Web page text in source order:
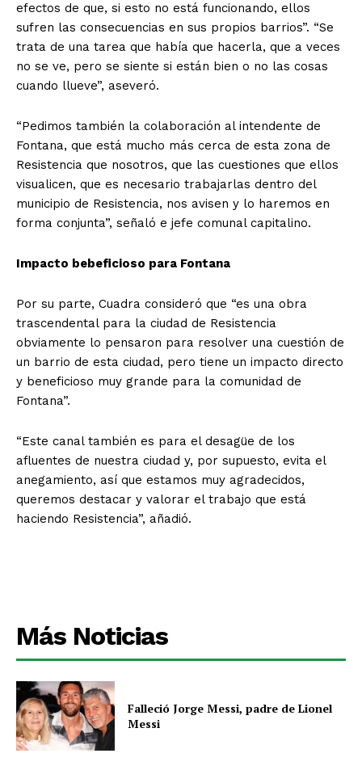
efectos de que, si esto no está funcionando, ellos
sufren las consecuencias en sus propios barrios”. “Se
trata de una tarea que había que hacerla, que a veces
no se ve, pero se siente si están bien o no las cosas
cuando llueve”, aseveró.
“Pedimos también la colaboración al intendente de
Fontana, que está mucho más cerca de esta zona de
Resistencia que nosotros, que las cuestiones que ellos
visualicen, que es necesario trabajarlas dentro del
municipio de Resistencia, nos avisen y lo haremos en
forma conjunta”, señaló e jefe comunal capitalino.
Impacto bebeficioso para Fontana
Por su parte, Cuadra consideró que “es una obra
trascendental para la ciudad de Resistencia
obviamente lo pensaron para resolver una cuestión de
un barrio de esta ciudad, pero tiene un impacto directo
y beneficioso muy grande para la comunidad de
Fontana”.
“Este canal también es para el desagüe de los
afluentes de nuestra ciudad y, por supuesto, evita el
anegamiento, así que estamos muy agradecidos,
queremos destacar y valorar el trabajo que está
haciendo Resistencia”, añadió.
Más Noticias
Falleció Jorge Messi, padre de Lionel
Messi